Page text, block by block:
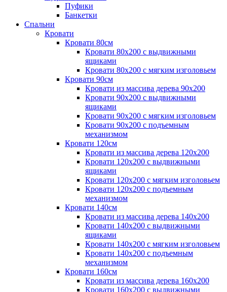
Пуфики
Банкетки
Спальни
Кровати
Кровати 80см
Кровати 80х200 с выдвижными
ящиками
Кровати 80х200 с мягким изголовьем
Кровати 90см
Кровати из массива дерева 90х200
Кровати 90х200 с выдвижными
ящиками
Кровати 90х200 с мягким изголовьем
Кровати 90х200 с подъемным
механизмом
Кровати 120см
Кровати из массива дерева 120х200
Кровати 120х200 с выдвижными
ящиками
Кровати 120х200 с мягким изголовьем
Кровати 120х200 с подъемным
механизмом
Кровати 140см
Кровати из массива дерева 140х200
Кровати 140х200 с выдвижными
ящиками
Кровати 140х200 с мягким изголовьем
Кровати 140х200 с подъемным
механизмом
Кровати 160см
Кровати из массива дерева 160х200
Кровати 160х200 с выдвижными